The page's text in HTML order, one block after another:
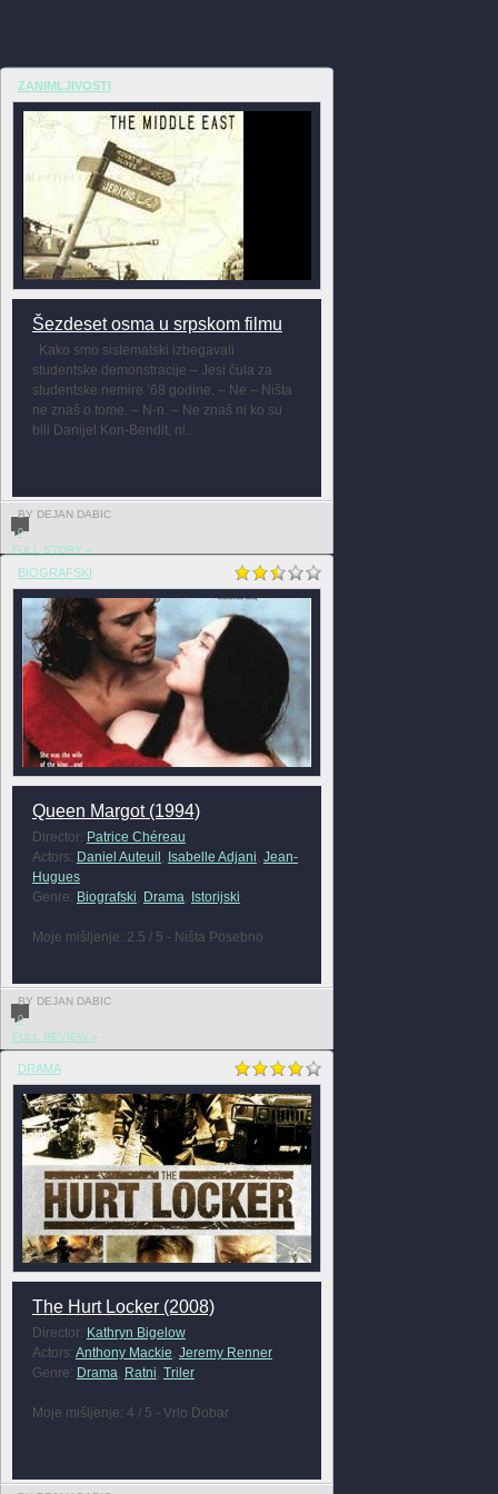
ZANIMLJIVOSTI
Šezdeset osma u srpskom filmu
Kako smo sistematski izbegavali
studentske demonstracije – Jesi čula za
studentske nemire ’68 godine. – Ne – Ništa
ne znaš o tome. – N-n. – Ne znaš ni ko su
bili Danijel Kon-Bendit, ni...
BY DEJAN DABIC
0
FULL STORY »
BIOGRAFSKI
Queen Margot (1994)
Director: Patrice Chéreau
Actors: Daniel Auteuil Isabelle Adjani Jean-
Hugues
Genre: Biografski Drama Istorijski
Moje mišljenje: 2.5 / 5 - Ništa Posebno
BY DEJAN DABIC
0
FULL REVIEW »
DRAMA
The Hurt Locker (2008)
Director: Kathryn Bigelow
Actors: Anthony Mackie Jeremy Renner
Genre: Drama Ratni Triler
Moje mišljenje: 4 / 5 - Vrlo Dobar